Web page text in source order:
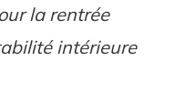
la rentrée
intérieure